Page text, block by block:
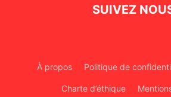
SUIVEZ
À propos Politique de
Charte d’éthique